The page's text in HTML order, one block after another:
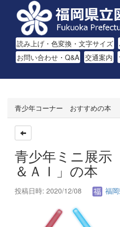
読み上げ・色変換・文字サイズ
お問い合わせ・Q&A 交通案内
青少年コーナー おすすめの本
青少年ミニ展
＆ＡＩ」の本
投稿日時: 2020/12/08 福